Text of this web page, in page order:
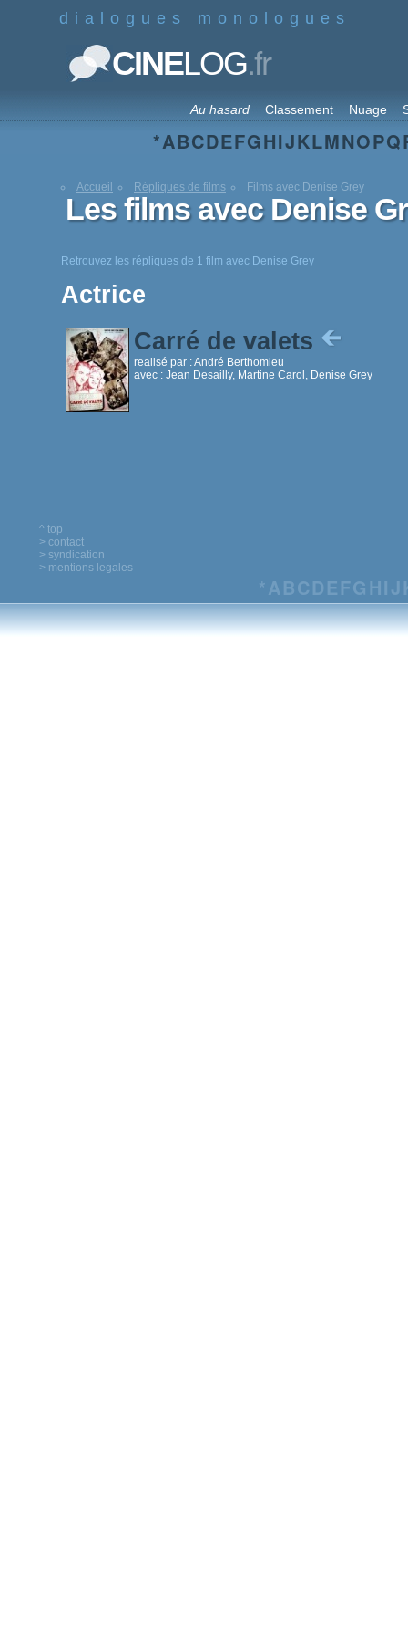
dialogues monologues
CINELOG.fr
Au hasard Classement Nuage
*ABCDEFGHIJKLMNOPQ
Accueil Répliques de films Films avec Denise Grey
Les films avec Denise
Retrouvez les répliques de 1 film avec Denise Grey
Actrice
Carré de valets
realisé par :André Berthomieu
avec : Jean Desailly, Martine Carol, Denise Grey
^ top
> contact
> syndication
> mentions legales
*ABCDEFG HIJ